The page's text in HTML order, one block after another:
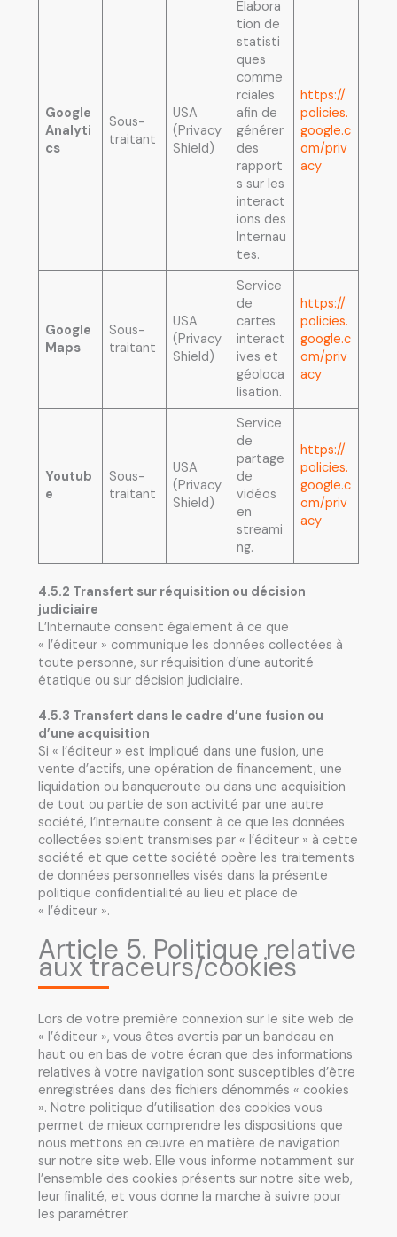
Google
Analyti
cs
Sous-
traitant
USA
(Privacy
Shield)
Elabora
tion de
statisti
ques
comme
rciales
afin de
générer
des
rapport
s sur les
interact
ions des
Internau
tes.
https://
policies.
google.c
om/priv
acy
Google
Maps
Sous-
traitant
USA
(Privacy
Shield)
Service
de
cartes
interact
ives et
géoloca
lisation.
https://
policies.
google.c
om/priv
acy
Youtub
e
Sous-
traitant
USA
(Privacy
Shield)
Service
de
partage
de
vidéos
en
streami
ng.
https://
policies.
google.c
om/priv
acy
4.5.2 Transfert sur réquisition ou décision
judiciaire
L’Internaute consent également à ce que
« l’éditeur » communique les données collectées à
toute personne, sur réquisition d’une autorité
étatique ou sur décision judiciaire.
4.5.3 Transfert dans le cadre d’une fusion ou
d’une acquisition
Si « l’éditeur » est impliqué dans une fusion, une
vente d’actifs, une opération de financement, une
liquidation ou banqueroute ou dans une acquisition
de tout ou partie de son activité par une autre
société, l’Internaute consent à ce que les données
collectées soient transmises par « l’éditeur » à cette
société et que cette société opère les traitements
de données personnelles visés dans la présente
politique confidentialité au lieu et place de
« l’éditeur ».
Article 5. Politique relative
aux traceurs/cookies
Lors de votre première connexion sur le site web de
« l’éditeur », vous êtes avertis par un bandeau en
haut ou en bas de votre écran que des informations
relatives à votre navigation sont susceptibles d’être
enregistrées dans des fichiers dénommés « cookies
». Notre politique d’utilisation des cookies vous
permet de mieux comprendre les dispositions que
nous mettons en œuvre en matière de navigation
sur notre site web. Elle vous informe notamment sur
l’ensemble des cookies présents sur notre site web,
leur finalité, et vous donne la marche à suivre pour
les paramétrer.